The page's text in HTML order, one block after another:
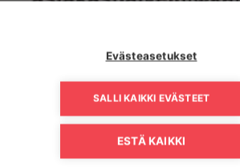
Evästeasetukset
SALLI KAIKKI EVÄSTEET
ESTÄ KAIKKI